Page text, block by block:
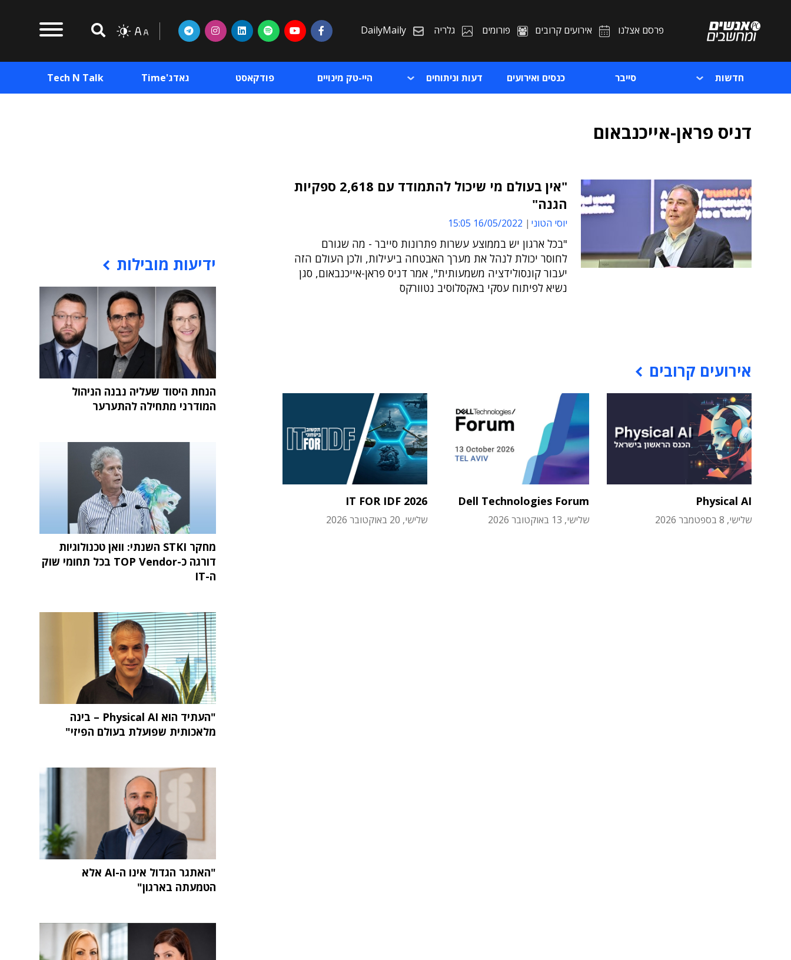
פרסם אצלנו אירועים קרובים פורומים גלריה DailyMaily
חדשות סייבר כנסים ואירועים דעות וניתוחים היי-טק מינויים פודקאסט גאדג'Time Tech N Talk
דניס פראן-אייכנבאום
"אין בעולם מי שיכול להתמודד עם 2,618 ספקיות
הגנה"
יוסי הטוני 16/05/2022 15:05
"בכל ארגון יש בממוצע עשרות פתרונות סייבר - מה שגורם
לחוסר יכולת לנהל את מערך האבטחה ביעילות, ולכן העולם הזה
יעבור קונסולידציה משמעותית", אמר דניס פראן-אייכנבאום, סגן
נשיא לפיתוח עסקי באקסלוסיב נטוורקס
אירועים קרובים
Physical AI
שלישי, 8 בספטמבר 2026
Dell Technologies Forum
שלישי, 13 באוקטובר 2026
IT FOR IDF 2026
שלישי, 20 באוקטובר 2026
ידיעות מובילות
הנחת היסוד שעליה נבנה הניהול
המודרני מתחילה להתערער
מחקר STKI השנתי: וואן טכנולוגיות
דורגה כ-TOP Vendor בכל תחומי שוק
ה-IT
"העתיד הוא Physical AI – בינה
מלאכותית שפועלת בעולם הפיזי"
"האתגר הגדול אינו ה-AI אלא
הטמעתה בארגון"